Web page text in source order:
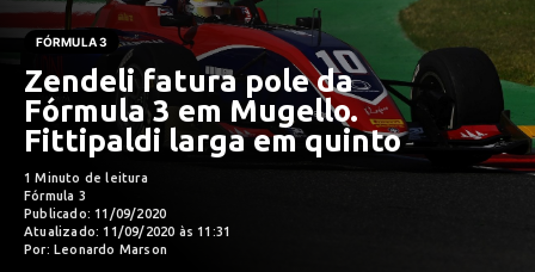
FÓRMULA 3
Zendeli fatura pole da
Fórmula 3 em Mugello.
Fittipaldi larga em quinto
1 Minuto de leitura
Fórmula 3
Publicado: 11/09/2020
Atualizado: 11/09/2020 às 11:31
Por: Leonardo Marson